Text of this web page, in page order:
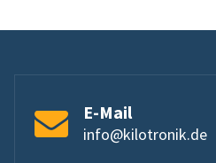
E-Mail
info@kilotronik.de